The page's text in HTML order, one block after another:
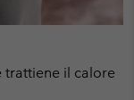
trattiene il calore